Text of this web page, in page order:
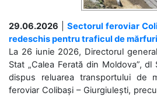
29.06.2026
Sectorul feroviar
redeschis pentru traficul de mărfuri
La 26 iunie 2026, Directorul
Stat „Calea Ferată din Moldova”,
dispus reluarea transportului de
feroviar Colibași – Giurgiulești,